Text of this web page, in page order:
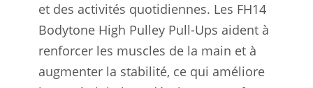
et des activités quotidiennes. Les FH14
Bodytone High Pulley Pull-Ups aident à
renforcer les muscles de la main et à
augmenter la stabilité, ce qui améliore